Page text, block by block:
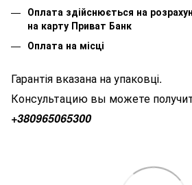
Оплата здійснюється на
на карту Приват Банк
Оплата на місці
Гарантія вказана на упаковці.
Консультацию вы можете
+380965065300